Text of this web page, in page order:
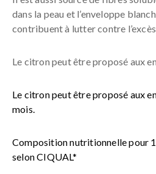
dans la peau et l’enveloppe
contribuent à lutter contre
Le citron peut être proposé aux
Le citron peut être proposé aux
mois.
Composition nutritionnelle pour
selon CIQUAL*